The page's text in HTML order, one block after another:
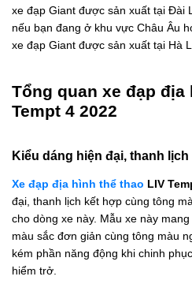
xe đạp Giant được sản xuất tại Đài
nếu bạn đang ở khu vực Châu Âu
xe đạp Giant được sản xuất tại Hà
Tổng quan xe đạp địa
Tempt 4 2022
Kiểu dáng hiện đại, thanh lịch
Xe đạp địa hình thể thao LIV
đại, thanh lịch kết hợp cùng tông
cho dòng xe này. Mẫu xe này
màu sắc đơn giản cùng tông màu
kém phần năng động khi chinh
hiểm trở.